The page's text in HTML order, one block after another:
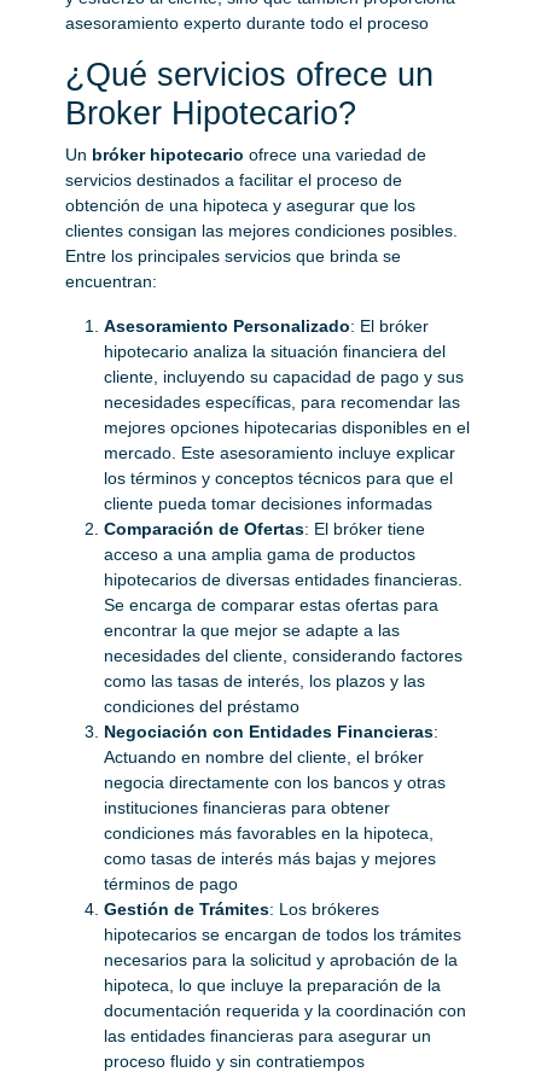
asesoramiento experto durante todo el proceso​
¿Qué servicios ofrece un
Broker Hipotecario?
Un bróker hipotecario ofrece una variedad de
servicios destinados a facilitar el proceso de
obtención de una hipoteca y asegurar que los
clientes consigan las mejores condiciones posibles.
Entre los principales servicios que brinda se
encuentran:
Asesoramiento Personalizado: El bróker
hipotecario analiza la situación financiera del
cliente, incluyendo su capacidad de pago y sus
necesidades específicas, para recomendar las
mejores opciones hipotecarias disponibles en el
mercado. Este asesoramiento incluye explicar
los términos y conceptos técnicos para que el
cliente pueda tomar decisiones informadas​
Comparación de Ofertas: El bróker tiene
acceso a una amplia gama de productos
hipotecarios de diversas entidades financieras.
Se encarga de comparar estas ofertas para
encontrar la que mejor se adapte a las
necesidades del cliente, considerando factores
como las tasas de interés, los plazos y las
condiciones del préstamo​
Negociación con Entidades Financieras:
Actuando en nombre del cliente, el bróker
negocia directamente con los bancos y otras
instituciones financieras para obtener
condiciones más favorables en la hipoteca,
como tasas de interés más bajas y mejores
términos de pago​
Gestión de Trámites: Los brókeres
hipotecarios se encargan de todos los trámites
necesarios para la solicitud y aprobación de la
hipoteca, lo que incluye la preparación de la
documentación requerida y la coordinación con
las entidades financieras para asegurar un
proceso fluido y sin contratiempos​